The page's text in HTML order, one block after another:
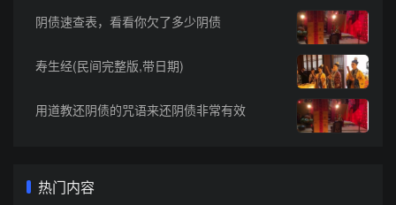
阴债速查表，看看你欠了多少阴债
寿生经(民间完整版,带日期)
用道教还阴债的咒语来还阴债非常有效
热门内容